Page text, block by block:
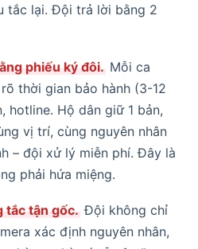
tắc lại. Đội trả lời bằng 2
phiếu ký đôi. Mỗi ca
thời gian bảo hành (3-12
hotline. Hộ dân giữ 1 bản,
vị trí, cùng nguyên nhân
– đội xử lý miễn phí. Đây là
phải hứa miệng.
tắc tận gốc. Đội không chỉ
xác định nguyên nhân,